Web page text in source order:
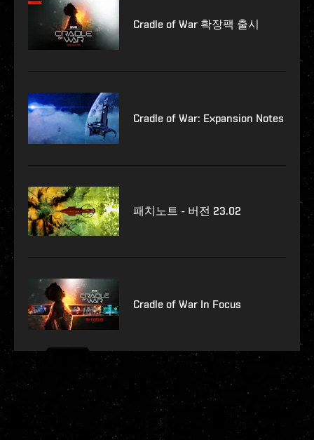
Cradle of War 확장팩 출시
Cradle of War: Expansion Notes
패치노트 - 버전 23.02
Cradle of War In Focus